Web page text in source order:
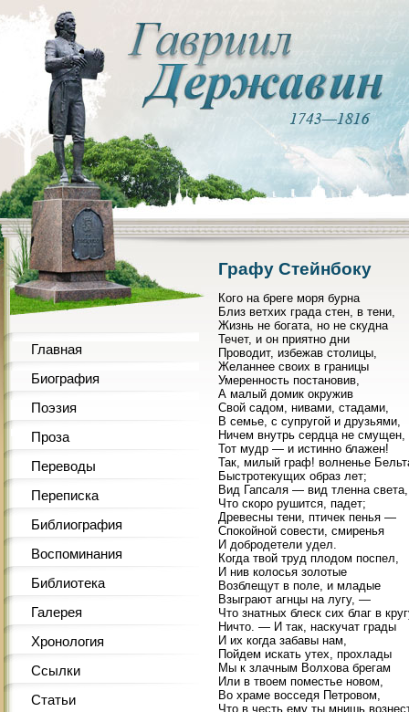
Главная
Биография
Поэзия
Проза
Переводы
Переписка
Библиография
Воспоминания
Библиотека
Галерея
Хронология
Ссылки
Статьи
Графу Стейнбоку
Кого на бреге моря бурна
Близ ветхих града стен, в тени,
Жизнь не богата, но не скудна
Течет, и он приятно дни
Проводит, избежав столицы,
Желаннее своих в границы
Умеренность постановив,
А малый домик окружив
Свой садом, нивами, стадами,
В семье, с супругой и друзьями,
Ничем внутрь сердца не
Тот мудр — и истинно блажен!
Так, милый граф! волненье
Быстротекущих образ лет;
Вид Гапсаля — вид тленна света,
Что скоро рушится, падет;
Древесны тени, птичек пенья —
Спокойной совести, смиренья
И добродетели удел.
Когда твой труд плодом поспел,
И нив колосья золотые
Возблещут в поле, и младые
Взыграют агнцы на лугу, —
Что знатных блеск сих благ в
Ничто. — И так, наскучат грады
И их когда забавы нам,
Пойдем искать утех, прохлады
Мы к злачным Волхова брегам
Или в твоем поместье новом,
Во храме восседя Петровом,
Что в честь ему ты мнишь